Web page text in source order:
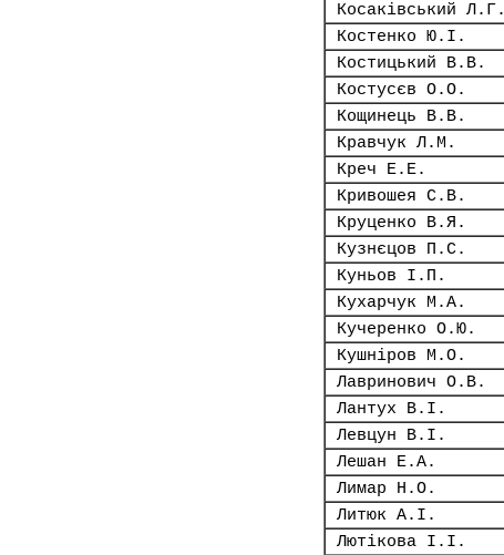
Косаківський Л.Г.
Костенко Ю.І.
Костицький В.В.
Костусєв О.О.
Кощинець В.В.
Кравчук Л.М.
Креч Е.Е.
Кривошея С.В.
Круценко В.Я.
Кузнєцов П.С.
Куньов І.П.
Кухарчук М.А.
Кучеренко О.Ю.
Кушніров М.О.
Лавринович О.В.
Лантух В.І.
Левцун В.І.
Лешан Е.А.
Лимар Н.О.
Литюк А.І.
Лютікова І.І.